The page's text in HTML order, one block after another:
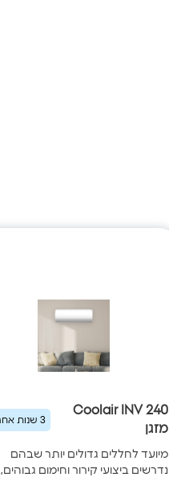
Coolair INV 240
מזגן
3 שנות אחריות
מיועד לחללים גדולים יותר שבהם
נדרשים ביצועי קירור וחימום גבוהים,